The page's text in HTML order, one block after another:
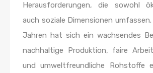
Herausforderungen, die sowohl
auch soziale Dimensionen
Jahren hat sich ein wachsendes
nachhaltige Produktion, faire
und umweltfreundliche Rohstoffe